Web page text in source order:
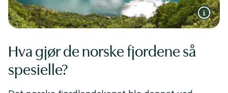
Hva gjør de norske fjordene så
spesielle?